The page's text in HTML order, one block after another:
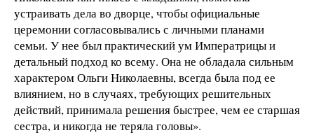
устраивать дела во дворце, чтобы официальные
церемонии согласовывались с личными планами
семьи. У нее был практический ум Императрицы и
детальный подход ко всему. Она не обладала сильным
характером Ольги Николаевны, всегда была под ее
влиянием, но в случаях, требующих решительных
действий, принимала решения быстрее, чем ее старшая
сестра, и никогда не теряла головы».